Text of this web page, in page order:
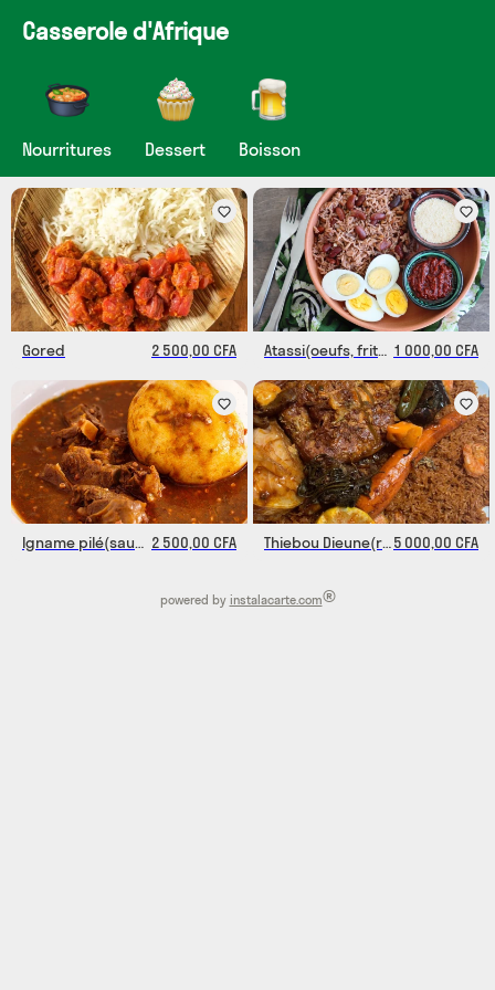
Casserole d'Afrique
Nourritures Dessert Boisson
Gored 2 500,00 CFA Atassi(oeufs, friture) 1 000,00 CFA
Igname pilé(sauce arachide, viande) 2 500,00 CFA Thiebou Dieune(riz gras)5 000,00 CFA
powered by instalacarte.com®